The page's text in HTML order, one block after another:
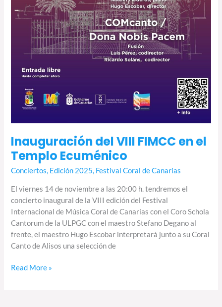
Inauguración del VIII FIMCC en el
Templo Ecuménico
Conciertos, Edición 2025, Festival Coral de Canarias
El viernes 14 de noviembre a las 20:00 h. tendremos el
concierto inaugural de la VIII edición del Festival
Internacional de Música Coral de Canarias con el Coro Schola
Cantorum de la ULPGC con el maestro Stefano Degano al
frente, el maestro Hugo Escobar interpretará junto a su Coral
Canto de Alisos una selección de
Read More »